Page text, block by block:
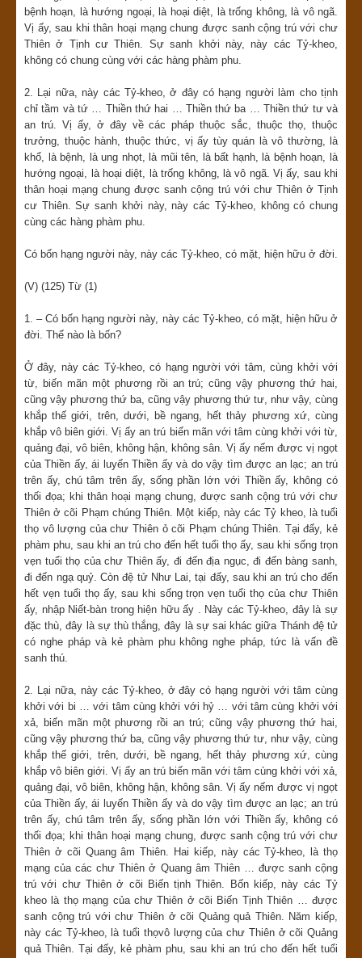
bệnh hoạn, là hướng ngoại, là hoại diệt, là trống không, là vô ngã.
Vị ấy, sau khi thân hoại mạng chung được sanh cộng trú với chư
Thiên ở Tịnh cư Thiên. Sự sanh khởi này, này các Tỷ-kheo,
không có chung cùng với các hàng phàm phu.
2. Lại nữa, này các Tỷ-kheo, ở đây có hạng người làm cho tịnh
chỉ tầm và tứ … Thiền thứ hai … Thiền thứ ba … Thiền thứ tư và
an trú. Vị ấy, ở đây về các pháp thuộc sắc, thuộc thọ, thuộc
trưởng, thuộc hành, thuộc thức, vị ấy tùy quán là vô thường, là
khổ, là bệnh, là ung nhọt, là mũi tên, là bất hạnh, là bệnh hoạn, là
hướng ngoại, là hoại diệt, là trống không, là vô ngã. Vị ấy, sau khi
thân hoại mạng chung được sanh cộng trú với chư Thiên ở Tịnh
cư Thiên. Sự sanh khởi này, này các Tỷ-kheo, không có chung
cùng các hàng phàm phu.
Có bốn hạng người này, này các Tỷ-kheo, có mặt, hiện hữu ở đời.
(V) (125) Từ (1)
1. – Có bốn hạng người này, này các Tỷ-kheo, có mặt, hiện hữu ở
đời. Thế nào là bốn?
Ở đây, này các Tỷ-kheo, có hạng người với tâm, cùng khởi với
từ, biến mãn một phương rồi an trú; cũng vậy phương thứ hai,
cũng vậy phương thứ ba, cũng vậy phương thứ tư, như vậy, cùng
khắp thế giới, trên, dưới, bề ngang, hết thảy phương xứ, cùng
khắp vô biên giới. Vị ấy an trú biến mãn với tâm cùng khởi với từ,
quảng đại, vô biên, không hận, không sân. Vị ấy nếm được vị ngọt
của Thiền ấy, ái luyến Thiền ấy và do vậy tìm được an lạc; an trú
trên ấy, chú tâm trên ấy, sống phần lớn với Thiền ấy, không có
thối đọa; khi thân hoại mạng chung, được sanh cộng trú với chư
Thiên ở cõi Phạm chúng Thiên. Một kiếp, này các Tỷ kheo, là tuổi
thọ vô lượng của chư Thiên ỏ cõi Phạm chúng Thiên. Tại đấy, kẻ
phàm phu, sau khi an trú cho đến hết tuổi thọ ấy, sau khi sống trọn
vẹn tuổi thọ của chư Thiên ấy, đi đến địa ngục, đi đến bàng sanh,
đi đến ngạ quỷ. Còn đệ tử Như Lai, tại đấy, sau khi an trú cho đến
hết vẹn tuổi thọ ấy, sau khi sống trọn vẹn tuổi thọ của chư Thiên
ấy, nhập Niết-bàn trong hiện hữu ấy . Này các Tỷ-kheo, đây là sự
đặc thù, đây là sự thù thắng, đây là sự sai khác giữa Thánh đệ tử
có nghe pháp và kẻ phàm phu không nghe pháp, tức là vấn đề
sanh thú.
2. Lại nữa, này các Tỷ-kheo, ở đây có hạng người với tâm cùng
khởi với bi … với tâm cùng khởi với hỷ … với tâm cùng khởi với
xả, biến mãn một phương rồi an trú; cũng vậy phương thứ hai,
cũng vậy phương thứ ba, cũng vậy phương thứ tư, như vậy, cùng
khắp thế giới, trên, dưới, bề ngang, hết thảy phương xứ, cùng
khắp vô biên giới. Vị ấy an trú biến mãn với tâm cùng khởi với xả,
quảng đại, vô biên, không hận, không sân. Vị ấy nếm được vị ngọt
của Thiền ấy, ái luyến Thiền ấy và do vậy tìm được an lạc; an trú
trên ấy, chú tâm trên ấy, sống phần lớn với Thiền ấy, không có
thối đọa; khi thân hoại mạng chung, được sanh cộng trú với chư
Thiên ở cõi Quang âm Thiên. Hai kiếp, này các Tỷ-kheo, là thọ
mạng của các chư Thiên ở Quang âm Thiên … được sanh cộng
trú với chư Thiên ở cõi Biến tịnh Thiên. Bốn kiếp, này các Tỷ
kheo là thọ mạng của chư Thiên ở cõi Biến Tịnh Thiên … được
sanh cộng trú với chư Thiên ở cõi Quảng quả Thiên. Năm kiếp,
này các Tỷ-kheo, là tuổi thọvô lượng của chư Thiên ở cõi Quảng
quả Thiên. Tại đấy, kẻ phàm phu, sau khi an trú cho đến hết tuổi